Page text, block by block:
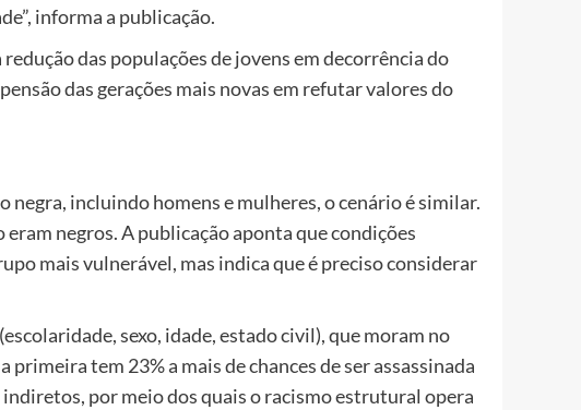
informa a publicação.
das populações de jovens em decorrência do
das gerações mais novas em refutar valores do
negra, incluindo homens e mulheres, o cenário é similar.
negros. A publicação aponta que condições
mais vulnerável, mas indica que é preciso considerar
sexo, idade, estado civil), que moram no
primeira tem 23% a mais de chances de ser assassinada
indiretos, por meio dos quais o racismo estrutural opera